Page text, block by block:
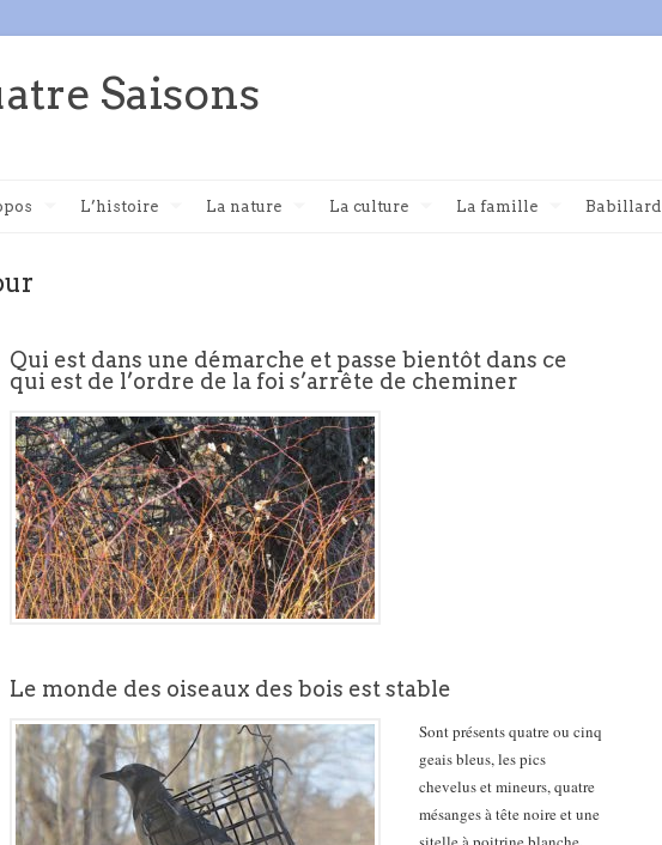
Saisons
L’histoire La nature La culture La famille Babillard
Qui est dans une démarche et passe bientôt dans ce
qui est de l’ordre de la foi s’arrête de cheminer
Le monde des oiseaux des bois est stable
Sont présents quatre ou cinq
geais bleus, les pics
chevelus et mineurs, quatre
mésanges à tête noire et une